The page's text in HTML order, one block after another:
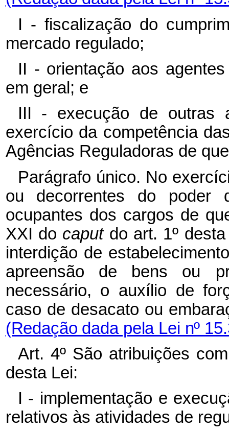
I - fiscalização do
mercado regulado;
II - orientação aos
em geral; e
III - execução de outras
exercício da competência
Agências Reguladoras de
Parágrafo único. No
ou decorrentes do poder
ocupantes dos cargos de
XXI do caput do art. 1º
interdição de
apreensão
de bens
ou
necessário, o auxílio de
caso de desacato ou
(Redação dada pela Lei nº
Art. 4º São atribuições
desta Lei:
I - implementação e
relativos às atividades de